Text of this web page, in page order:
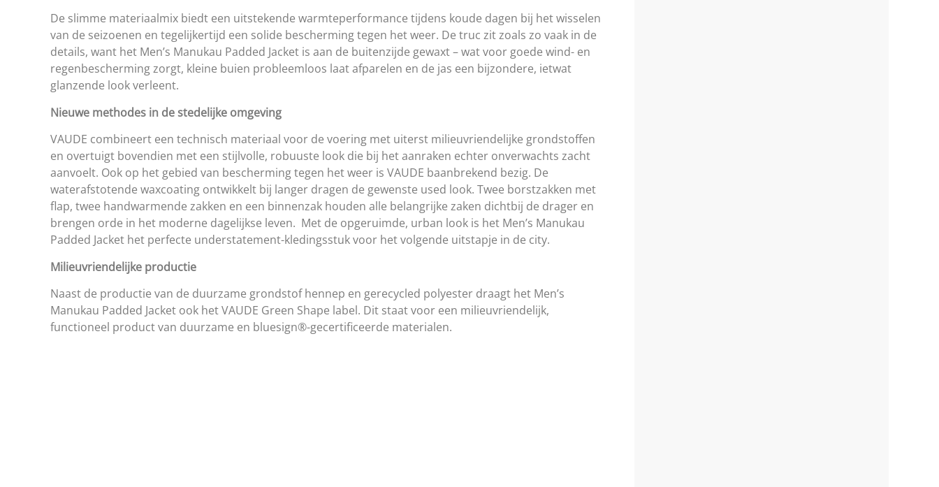
De slimme materiaalmix biedt een uitstekende warmteperformance tijdens koude dagen bij het wisselen
van de seizoenen en tegelijkertijd een solide bescherming tegen het weer. De truc zit zoals zo vaak in de
details, want het Men’s Manukau Padded Jacket is aan de buitenzijde gewaxt – wat voor goede wind- en
regenbescherming zorgt, kleine buien probleemloos laat afparelen en de jas een bijzondere, ietwat
glanzende look verleent.
Nieuwe methodes in de stedelijke omgeving
VAUDE combineert een technisch materiaal voor de voering met uiterst milieuvriendelijke grondstoffen
en overtuigt bovendien met een stijlvolle, robuuste look die bij het aanraken echter onverwachts zacht
aanvoelt. Ook op het gebied van bescherming tegen het weer is VAUDE baanbrekend bezig. De
waterafstotende waxcoating ontwikkelt bij langer dragen de gewenste used look. Twee borstzakken met
flap, twee handwarmende zakken en een binnenzak houden alle belangrijke zaken dichtbij de drager en
brengen orde in het moderne dagelijkse leven. Met de opgeruimde, urban look is het Men’s Manukau
Padded Jacket het perfecte understatement-kledingsstuk voor het volgende uitstapje in de city.
Milieuvriendelijke productie
Naast de productie van de duurzame grondstof hennep en gerecycled polyester draagt het Men’s
Manukau Padded Jacket ook het VAUDE Green Shape label. Dit staat voor een milieuvriendelijk,
functioneel product van duurzame en bluesign®-gecertificeerde materialen.